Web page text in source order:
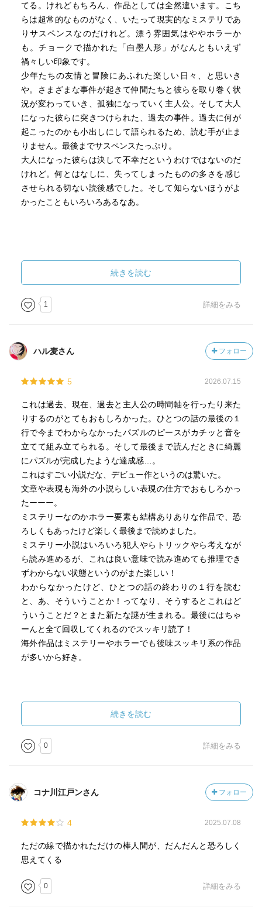
てる。けれどもちろん、作品としては全然違います。こち
らは超常的なものがなく、いたって現実的なミステリであ
りサスペンスなのだけれど。漂う雰囲気はややホラーか
も。チョークで描かれた「白墨人形」がなんともいえず
禍々しい印象です。
少年たちの友情と冒険にあふれた楽しい日々、と思いき
や。さまざまな事件が起きて仲間たちと彼らを取り巻く状
況が変わっていき、孤独になっていく主人公。そして大人
になった彼らに突きつけられた、過去の事件。過去に何が
起こったのかも小出しにして語られるため、読む手が止ま
りません。最後までサスペンスたっぷり。
大人になった彼らは決して不幸だというわけではないのだ
けれど。何とはなしに、失ってしまったものの多さを感じ
させられる切ない読後感でした。そして知らないほうがよ
かったこともいろいろあるなあ。
続きを読む
1 詳細をみる
ハル麦さん フォロー
5 2026.07.15
これは過去、現在、過去と主人公の時間軸を行ったり来た
りするのがとてもおもしろかった。ひとつの話の最後の１
行で今までわからなかったパズルのピースがカチッと音を
立てて組み立てられる。そして最後まで読んだときに綺麗
にパズルが完成したような達成感…。
これはすごい小説だな、デビュー作というのは驚いた。
文章や表現も海外の小説らしい表現の仕方でおもしろかっ
たーーー。
ミステリーなのかホラー要素も結構ありありな作品で、恐
ろしくもあったけど楽しく最後まで読めました。
ミステリー小説はいろいろ犯人やらトリックやら考えなが
ら読み進めるが、これは良い意味で読み進めても推理でき
ずわからない状態というのがまた楽しい！
わからなかったけど、ひとつの話の終わりの１行を読む
と、あ、そういうことか！ってなり、そうするとこれはど
ういうことだ？とまた新たな謎が生まれる。最後にはちゃ
ーんと全て回収してくれるのでスッキリ読了！
海外作品はミステリーやホラーでも後味スッキリ系の作品
が多いから好き。
続きを読む
0 詳細をみる
コナ川江戸ンさん フォロー
4 2025.07.08
ただの線で描かれただけの棒人間が、だんだんと恐ろしく
思えてくる
0 詳細をみる